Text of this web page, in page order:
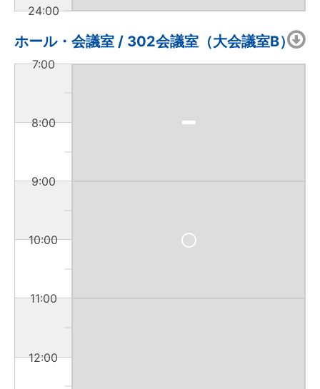
24:00
ホール・会議室 / 302会議室（大会議室B）
7:00
8:00
9:00
10:00
11:00
12:00